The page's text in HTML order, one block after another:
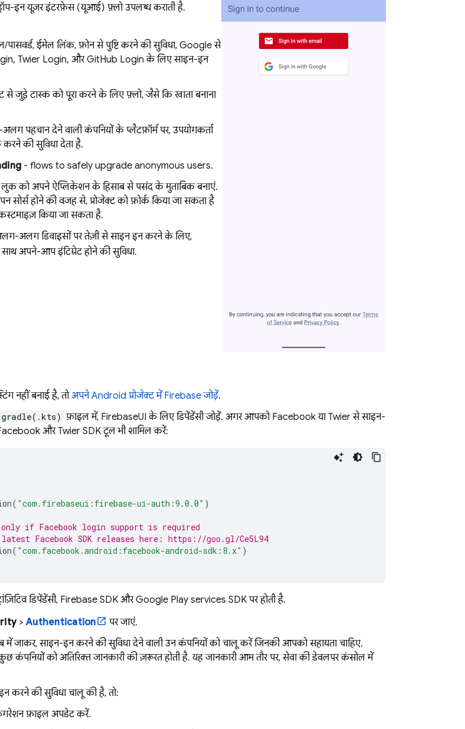
इन यूज़र इंटरफ़ेस (यूआई) फ़्लो उपलब्ध कराती है.
ईमेल लिंक, फ़ोन से पुष्टि करने की सुविधा, Google से
Twitter Login, और GitHub Login के लिए साइन-इन
से जुड़े टास्क को पूरा करने के लिए फ़्लो, जैसे कि खाता बनाना
पहचान देने वाली कंपनियों के प्लैटफ़ॉर्म पर, उपयोगकर्ता
करने की सुविधा देता है.
- flows to safely upgrade anonymous users.
को अपने ऐप्लिकेशन के हिसाब से पसंद के मुताबिक बनाएं.
सोर्स होने की वजह से, प्रोजेक्ट को फ़ोर्क किया जा सकता है
किया जा सकता है.
अलग डिवाइसों पर तेज़ी से साइन इन करने के लिए,
अपने-आप इंटिग्रेट होने की सुविधा.
नहीं बनाई है, तोअपने Android प्रोजेक्ट में Firebase जोड़ें.
फ़ाइल में, FirebaseUI के लिए डिपेंडेंसी जोड़ें. अगर आपको Facebook या Twitter से साइन-
और Twitter SDK टूल भी शामिल करें:
( "com.firebaseui:firebase-ui-auth:9.0.0" )
if Facebook login support is required
Facebook SDK releases here: https://goo.gl/Ce5L94
( "com.facebook.android:facebook-android-sdk:8.x" )
डिपेंडेंसी, Firebase SDK और Google Play services SDK पर होती है.
>Authentication
पर जाएं.
में जाकर, साइन-इन करने की सुविधा देने वाली उन कंपनियों को चालू करें जिनकी आपको सहायता चाहिए.
कुछ कंपनियों को अतिरिक्त जानकारी की ज़रूरत होती है. यह जानकारी आम तौर पर, सेवा की डेवलपर कंसोल में
करने की सुविधा चालू की है, तो:
फ़ाइल अपडेट करें.